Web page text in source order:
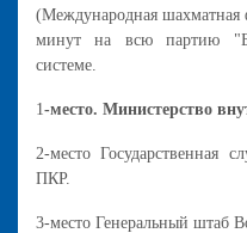
(Международная шахматная
минут на всю партию
системе.
1 -место. Министерство
2-место Государственная
ПКР.
3-место Генеральный штаб